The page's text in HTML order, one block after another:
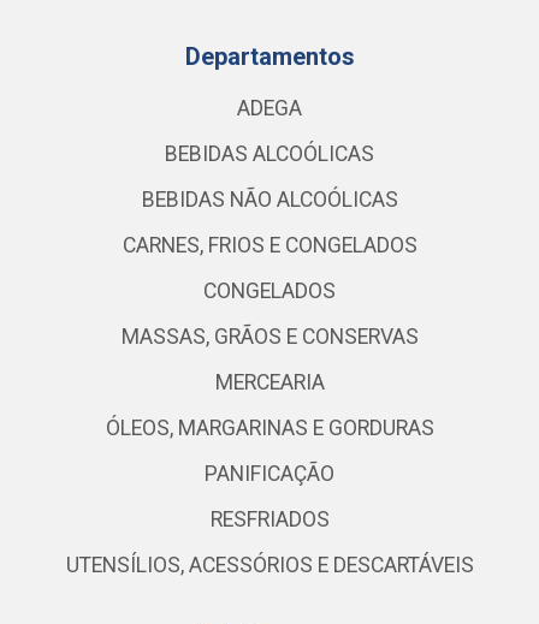
Departamentos
ADEGA
BEBIDAS ALCOÓLICAS
BEBIDAS NÃO ALCOÓLICAS
CARNES, FRIOS E CONGELADOS
CONGELADOS
MASSAS, GRÃOS E CONSERVAS
MERCEARIA
ÓLEOS, MARGARINAS E GORDURAS
PANIFICAÇÃO
RESFRIADOS
UTENSÍLIOS, ACESSÓRIOS E DESCARTÁVEIS